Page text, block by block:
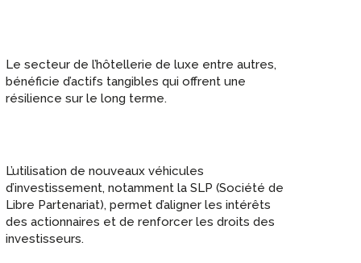
Le secteur de l’hôtellerie de luxe entre autres,
bénéficie d’actifs tangibles qui offrent une
résilience sur le long terme.
L’utilisation de nouveaux véhicules
d’investissement, notamment la SLP (Société de
Libre Partenariat), permet d’aligner les intérêts
des actionnaires et de renforcer les droits des
investisseurs.